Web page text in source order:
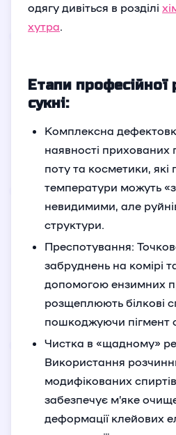
одягу дивіться в розділі
хутра.
Етапи професійної
сукні:
Комплексна
наявності прихованих
поту та косметики, які
температури можуть
невидимими, але
структури.
Преспотування:
забруднень на комірі
допомогою ензимних
розщеплюють білкові
пошкоджуючи пігмент
Чистка в «щадному»
Використання
модифікованих
забезпечує м’яке
деформації клейових